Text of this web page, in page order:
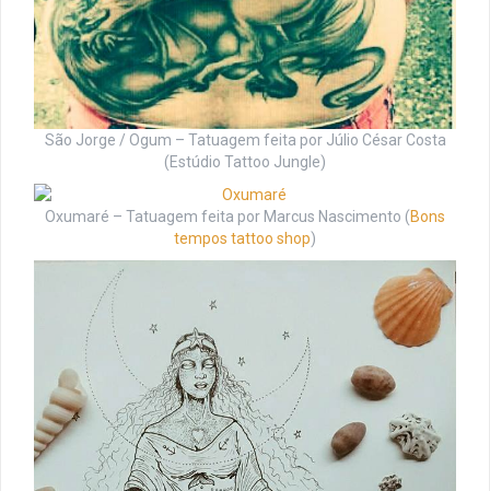
São Jorge / Ogum – Tatuagem feita por Júlio César Costa
(Estúdio Tattoo Jungle)
Oxumaré – Tatuagem feita por Marcus Nascimento (Bons
tempos tattoo shop)